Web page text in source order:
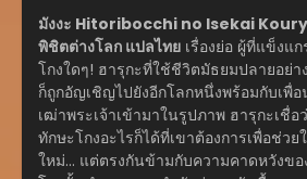
มังงะ Hitoribocchi no Isekai
พิชิตต่างโลก แปลไทย เรื่องย่อ ผู้ที่แข็งแ
โกงใดๆ! ฮารุกะที่ใช้ชีวิตมัธยมปลายอย่า
ก็ถูกอัญเชิญไปยังอีกโลกหนึ่งพร้อมกับเพื่
เฒ่าพระเจ้าเข้ามาในรูปภาพ ฮารุกะเชื่อ
ทักษะโกงอะไรก็ได้ที่เขาต้องการเพื่อช่ว
ใหม่… แต่ตรงกันข้ามกับความคาดหวังขอ